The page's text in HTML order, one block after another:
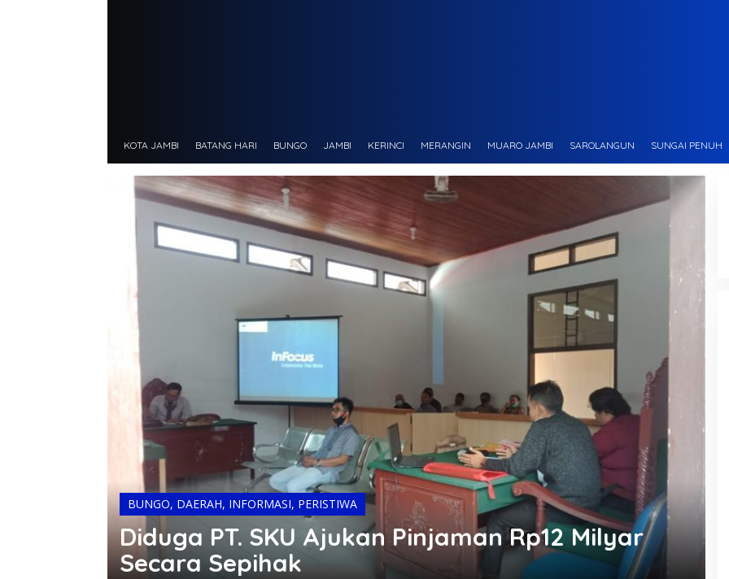
KOTA JAMBI BATANG HARI BUNGO JAMBI KERINCI MERANGIN MUARO JAMBI SAROLANGUN SUNGAI PENUH
BUNGO, DAERAH, INFORMASI, PERISTIWA
Diduga PT. SKU Ajukan Pinjaman Rp12 Milyar
Secara Sepihak